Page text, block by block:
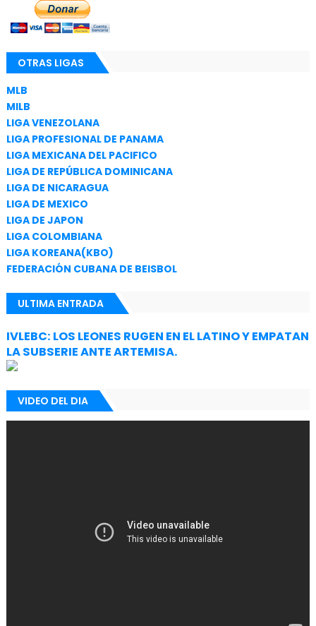
OTRAS LIGAS
MLB
MILB
LIGA VENEZOLANA
LIGA PROFESIONAL DE PANAMA
LIGA MEXICANA DEL PACIFICO
LIGA DE REPÚBLICA DOMINICANA
LIGA DE NICARAGUA
LIGA DE MEXICO
LIGA DE JAPON
LIGA COLOMBIANA
LIGA KOREANA(KBO)
FEDERACIÓN CUBANA DE BEISBOL
ULTIMA ENTRADA
IVLEBC: LOS LEONES RUGEN EN EL LATINO Y EMPATAN
LA SUBSERIE ANTE ARTEMISA.
VIDEO DEL DIA